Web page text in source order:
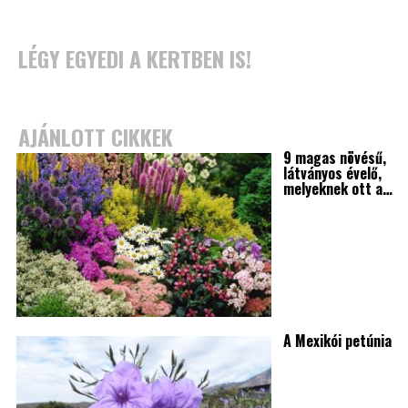
LÉGY EGYEDI A KERTBEN IS!
AJÁNLOTT CIKKEK
9 magas növésű,
látványos évelő,
melyeknek ott a…
A Mexikói petúnia